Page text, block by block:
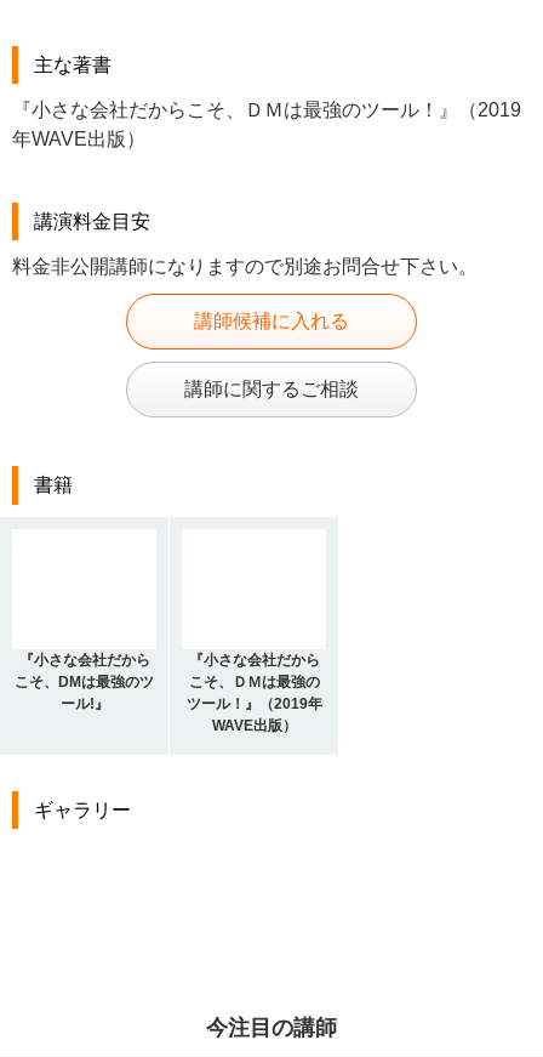
主な著書
『小さな会社だからこそ、ＤＭは最強のツール！』（2019
年WAVE出版）
講演料金目安
料金非公開講師になりますので別途お問合せ下さい。
講師候補に入れる
講師に関するご相談
書籍
『小さな会社だから
こそ、DMは最強のツ
ール!』
『小さな会社だから
こそ、ＤＭは最強の
ツール！』（2019年
WAVE出版）
ギャラリー
今注目の講師